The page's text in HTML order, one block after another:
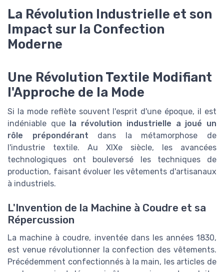
La Révolution Industrielle et son
Impact sur la Confection
Moderne
Une Révolution Textile Modifiant
l'Approche de la Mode
Si la mode reflète souvent l'esprit d'une époque, il est
indéniable que la révolution industrielle a joué un
rôle prépondérant dans la métamorphose de
l'industrie textile. Au XIXe siècle, les avancées
technologiques ont bouleversé les techniques de
production, faisant évoluer les vêtements d'artisanaux
à industriels.
L'Invention de la Machine à Coudre et sa
Répercussion
La machine à coudre, inventée dans les années 1830,
est venue révolutionner la confection des vêtements.
Précédemment confectionnés à la main, les articles de